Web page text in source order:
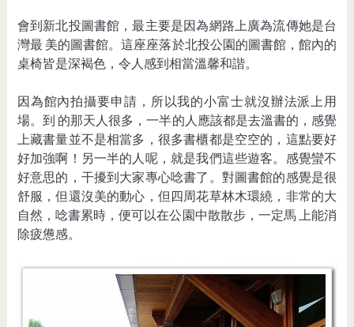
會到新北投圖書館，最主要是因為網路上廣為流傳她是台
灣最 美的圖書館。這座座落於北投公園的圖書館，館內的
桌椅皆是深褐色，令人感到相當溫馨和諧。
因為館內拍攝要申請，所以我的小富士就沒辦法派上用
場。到 的那天人很多，一半的人應該都是去溫書的，感覺
上藏書量並不是相當多，很多書櫃都是空空的，這點要好
好加強啊！另一半的人呢，就是我們這些遊客。感覺蠻不
好意思的，干擾到大家專心唸書了。對圖書館的感覺是很
舒服，但還沒美的動心，但四周花草林木環繞，非常的大
自然，唸書累時，便可以在公園中散散步，一定馬 上能消
除疲憊感。